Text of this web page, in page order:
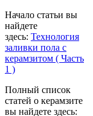
Начало статьи вы
найдете
здесь: Технология
заливки пола с
керамзитом ( Часть
1 )
Полный список
статей о керамзите
вы найдете здесь: